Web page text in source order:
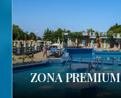
ZONA PREMIUM